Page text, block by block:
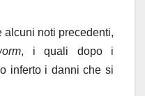
alcuni noti precedenti,
, i quali dopo i
inferto i danni che si